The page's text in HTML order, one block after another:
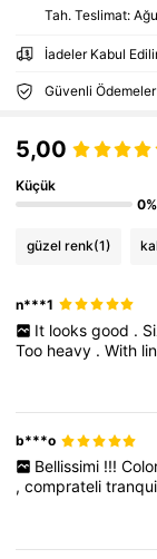
Tah. Teslimat:
İadeler Kabul
Güvenli Ödemeler
5,00
Küçük
0%
güzel renk(1)
n***1
It looks good .
Too heavy .With
b***o
Bellissimi !!!
,comprateli